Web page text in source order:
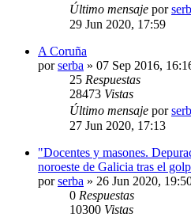
Último mensaje por
29 Jun 2020, 17:59
A Coruña
porserba » 07 Sep 2016,
25 Respuestas
28473 Vistas
Último mensaje por
27 Jun 2020, 17:13
"Docentes y masones.
noroeste de Galicia tras el
porserba » 26 Jun 2020,
0 Respuestas
10300 Vistas